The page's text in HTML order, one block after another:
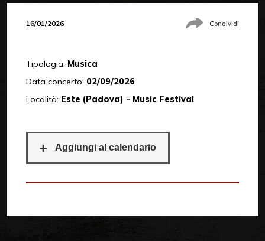
16/01/2026 Condividi
Tipologia: Musica
Data concerto: 02/09/2026
Località: Este (Padova) - Music Festival